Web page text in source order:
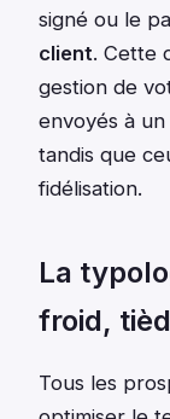
signé ou le
client. Cette
gestion de
envoyés à
tandis que
fidélisation.
La
froid,
Tous les